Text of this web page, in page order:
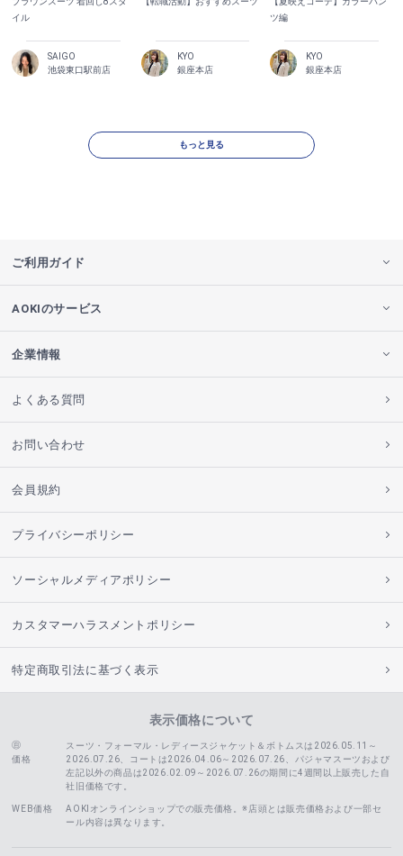
イル
SAIGO
池袋東口駅前店
KYO
銀座本店
ツ編
KYO
銀座本店
もっと見る
ご利用ガイド
AOKIのサービス
企業情報
よくある質問
お問い合わせ
会員規約
プライバシーポリシー
ソーシャルメディアポリシー
カスタマーハラスメントポリシー
特定商取引法に基づく表示
表示価格について
価格
スーツ・フォーマル・レディースジャケット＆ボトムスは2026.05.11～
2026.07.26、コートは2026.04.06～2026.07.26、 パジャマスーツおよび
左記以外の商品は2026.02.09～2026.07.26の期間に4週間以上販売した自
社旧価格です。
WEB価格
AOKIオンラインショップでの販売価格。※店頭とは販売価格および一部セ
ール内容は異なります。